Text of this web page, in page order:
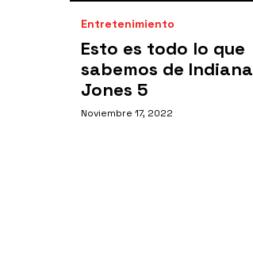
Entretenimiento
Esto es todo lo que
sabemos de Indiana
Jones 5
Noviembre 17, 2022